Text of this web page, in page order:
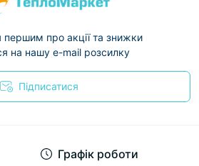
першим про акції та знижки
на нашу e-mail розсилку
Підписатися
Графік роботи